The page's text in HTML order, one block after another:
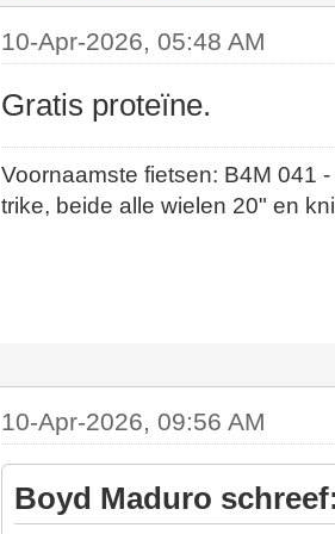
10-Apr-2026, 05:48 AM
Gratis proteïne.
Voornaamste fietsen: B4M
trike, beide alle wielen 20" en
10-Apr-2026, 09:56 AM
Boyd Maduro